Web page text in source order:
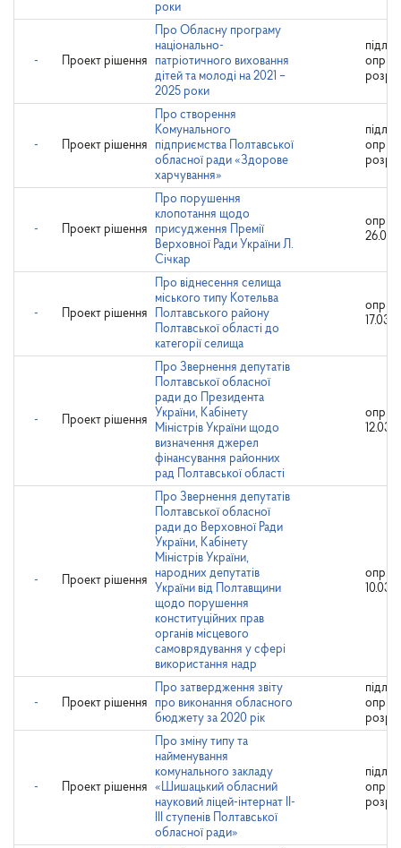
роки
- Проект рішення
Про Обласну програму
національно-
патріотичного виховання
дітей та молоді на 2021 –
2025 роки
- Проект рішення
Про створення
Комунального
підприємства Полтавської
обласної ради «Здорове
харчування»
- Проект рішення
Про порушення
клопотання щодо
присудження Премії
Верховної Ради України Л.
Січкар
- Проект рішення
Про віднесення селища
міського типу Котельва
Полтавського району
Полтавської області до
категорії селища
- Проект рішення
Про Звернення депутатів
Полтавської обласної
ради до Президента
України, Кабінету
Міністрів України щодо
визначення джерел
фінансування районних
рад Полтавської області
- Проект рішення
Про Звернення депутатів
Полтавської обласної
ради до Верховної Ради
України, Кабінету
Міністрів України,
народних депутатів
України від Полтавщини
щодо порушення
конституційних прав
органів місцевого
самоврядування у сфері
використання надр
- Проект рішення
Про затвердження звіту
про виконання обласного
бюджету за 2020 рік
- Проект рішення
Про зміну типу та
найменування
комунального закладу
«Шишацький обласний
науковий ліцей-інтернат ІІ-
ІІІ ступенів Полтавської
обласної ради»